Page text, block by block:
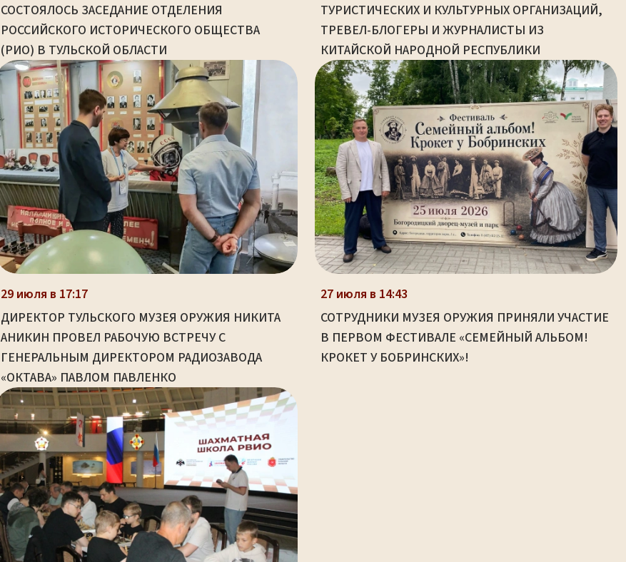
СОСТОЯЛОСЬ ЗАСЕДАНИЕ ОТДЕЛЕНИЯ
РОССИЙСКОГО ИСТОРИЧЕСКОГО ОБЩЕСТВА
(РИО) В ТУЛЬСКОЙ ОБЛАСТИ
ТУРИСТИЧЕСКИХ И КУЛЬТУРНЫХ ОРГАНИЗАЦИЙ,
ТРЕВЕЛ-БЛОГЕРЫ И ЖУРНАЛИСТЫ ИЗ
КИТАЙСКОЙ НАРОДНОЙ РЕСПУБЛИКИ
29 июля в 17:17
ДИРЕКТОР ТУЛЬСКОГО МУЗЕЯ ОРУЖИЯ НИКИТА
АНИКИН ПРОВЕЛ РАБОЧУЮ ВСТРЕЧУ С
ГЕНЕРАЛЬНЫМ ДИРЕКТОРОМ РАДИОЗАВОДА
«ОКТАВА» ПАВЛОМ ПАВЛЕНКО
27 июля в 14:43
СОТРУДНИКИ МУЗЕЯ ОРУЖИЯ ПРИНЯЛИ УЧАСТИЕ
В ПЕРВОМ ФЕСТИВАЛЕ «СЕМЕЙНЫЙ АЛЬБОМ!
КРОКЕТ У БОБРИНСКИХ»!